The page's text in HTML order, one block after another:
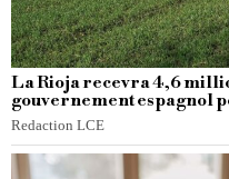
La Rioja recevra 4,6
gouvernement espagnol
Redaction LCE